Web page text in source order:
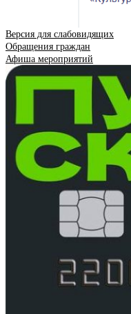
Версия для слабовидящих
Обращения граждан
Афиша мероприятий